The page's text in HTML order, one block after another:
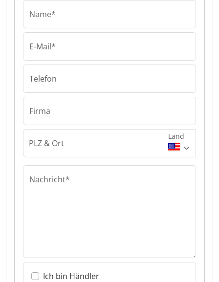
Name*
E-Mail*
Telefon
Firma
PLZ & Ort
Land
Nachricht*
Ich bin Händler